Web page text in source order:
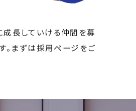
長していける仲間を募
。まずは採用ページをご